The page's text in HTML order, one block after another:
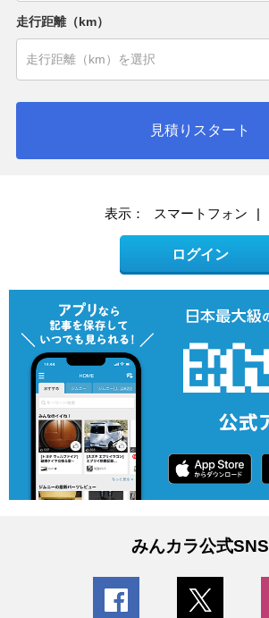
走行距離（km）
見積りスタート
表示： スマートフォン |
ログイン
みんカラ公式SNS